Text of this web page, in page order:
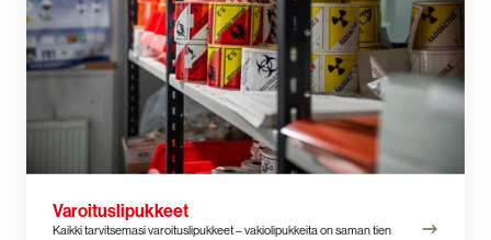
Varoituslipukkeet
Kaikki tarvitsemasi varoituslipukkeet – vakiolipukkeita on saman tien